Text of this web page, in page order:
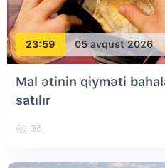
23:59 05 avqust 2026
Mal ətinin qiyməti
satılır
35